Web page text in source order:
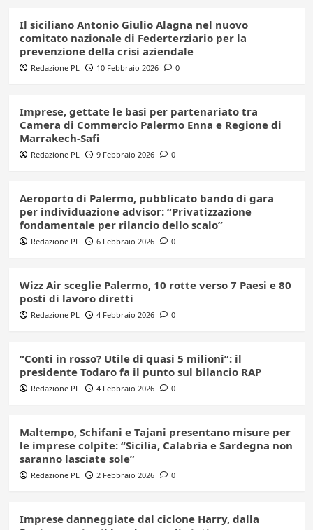
Il siciliano Antonio Giulio Alagna nel nuovo
comitato nazionale di Federterziario per la
prevenzione della crisi aziendale
Redazione PL 10 Febbraio 2026 0
Imprese, gettate le basi per partenariato tra
Camera di Commercio Palermo Enna e Regione di
Marrakech-Safi
Redazione PL 9 Febbraio 2026 0
Aeroporto di Palermo, pubblicato bando di gara
per individuazione advisor: “Privatizzazione
fondamentale per rilancio dello scalo”
Redazione PL 6 Febbraio 2026 0
Wizz Air sceglie Palermo, 10 rotte verso 7 Paesi e 80
posti di lavoro diretti
Redazione PL 4 Febbraio 2026 0
“Conti in rosso? Utile di quasi 5 milioni”: il
presidente Todaro fa il punto sul bilancio RAP
Redazione PL 4 Febbraio 2026 0
Maltempo, Schifani e Tajani presentano misure per
le imprese colpite: “Sicilia, Calabria e Sardegna non
saranno lasciate sole”
Redazione PL 2 Febbraio 2026 0
Imprese danneggiate dal ciclone Harry, dalla